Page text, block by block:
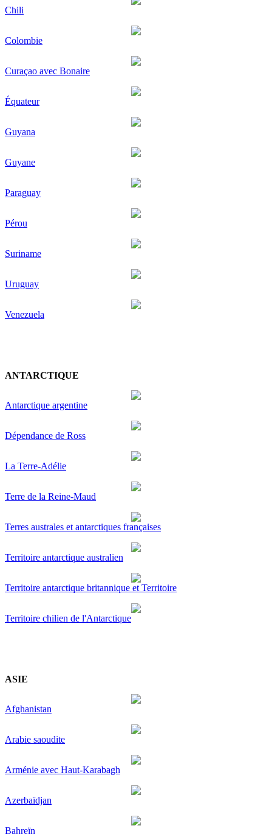
Chili
Colombie
Curaçao avec Bonaire
Équateur
Guyana
Guyane
Paraguay
Pérou
Suriname
Uruguay
Venezuela
ANTARCTIQUE
Antarctique argentine
Dépendance de Ross
La Terre-Adélie
Terre de la Reine-Maud
Terres australes et antarctiques françaises
Territoire antarctique australien
Territoire antarctique britannique et Territoire
Territoire chilien de l'Antarctique
ASIE
Afghanistan
Arabie saoudite
Arménie avec Haut-Karabagh
Azerbaïdjan
Bahreïn